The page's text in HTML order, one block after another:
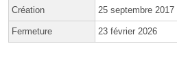
Création 25 septembre 2017
Fermeture 23 février 2026